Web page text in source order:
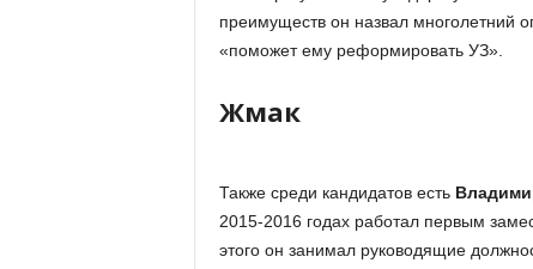
преимуществ он назвал многолетний
«поможет ему реформировать УЗ».
Жмак
Также среди кандидатов есть
2015-2016 годах работал первым
этого он занимал руководящие